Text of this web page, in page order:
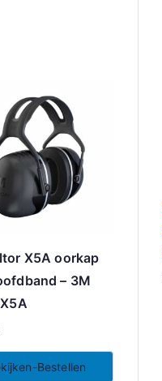
X5A oorkap
– 3M
Bestellen